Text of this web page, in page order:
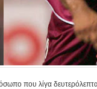
που λίγα